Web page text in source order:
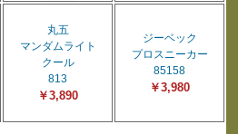
丸五
マンダムライト
クール
813
￥3,890
ジーベック
プロスニーカー
85158
￥3,980